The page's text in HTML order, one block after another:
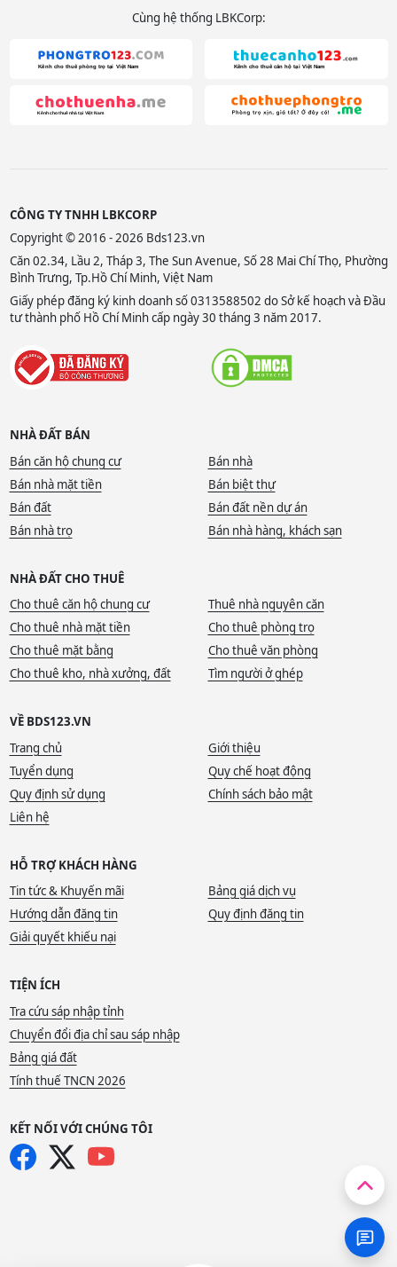
Cùng hệ thống LBKCorp:
CÔNG TY TNHH LBKCORP
Copyright © 2016 - 2026 Bds123.vn
Căn 02.34, Lầu 2, Tháp 3, The Sun Avenue, Số 28 Mai Chí Thọ, Phường
Bình Trưng, Tp.Hồ Chí Minh, Việt Nam
Giấy phép đăng ký kinh doanh số 0313588502 do Sở kế hoạch và Đầu
tư thành phố Hồ Chí Minh cấp ngày 30 tháng 3 năm 2017.
NHÀ ĐẤT BÁN
Bán căn hộ chung cư
Bán nhà
Bán nhà mặt tiền
Bán biệt thự
Bán đất
Bán đất nền dự án
Bán nhà trọ
Bán nhà hàng, khách sạn
NHÀ ĐẤT CHO THUÊ
Cho thuê căn hộ chung cư
Thuê nhà nguyên căn
Cho thuê nhà mặt tiền
Cho thuê phòng trọ
Cho thuê mặt bằng
Cho thuê văn phòng
Cho thuê kho, nhà xưởng, đất
Tìm người ở ghép
VỀ BDS123.VN
Trang chủ
Giới thiệu
Tuyển dụng
Quy chế hoạt động
Quy định sử dụng
Chính sách bảo mật
Liên hệ
HỖ TRỢ KHÁCH HÀNG
Tin tức & Khuyến mãi
Bảng giá dịch vụ
Hướng dẫn đăng tin
Quy định đăng tin
Giải quyết khiếu nại
TIỆN ÍCH
Tra cứu sáp nhập tỉnh
Chuyển đổi địa chỉ sau sáp nhập
Bảng giá đất
Tính thuế TNCN 2026
KẾT NỐI VỚI CHÚNG TÔI